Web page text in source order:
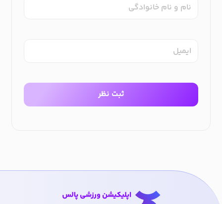
نام و نام خانوادگی
ایمیل
ثبت نظر